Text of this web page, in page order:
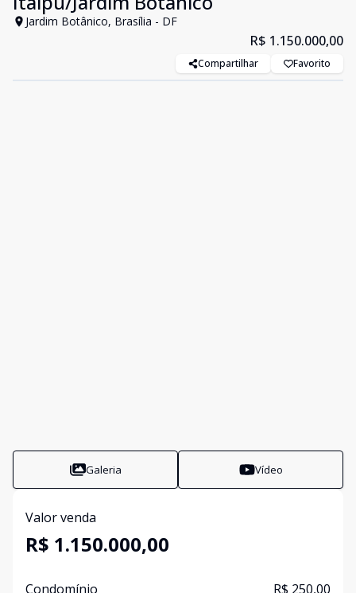
Jardim Botânico, Brasília - DF
R$ 1.150.000,00
Compartilhar Favorito
Galeria Vídeo
Valor venda
R$ 1.150.000,00
Condomínio R$ 250,00